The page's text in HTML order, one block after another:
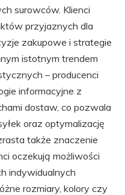
surowców. Klienci
przyjaznych dla
zakupowe i strategie
istotnym trendem
– producenci
informacyjne z
dostaw, co pozwala
oraz optymalizację
także znaczenie
oczekują możliwości
indywidualnych
rozmiary, kolory czy